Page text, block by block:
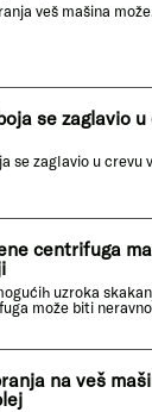
veš mašina
se zaglavio u
se zaglavio u crevu
centrifuga
uzroka
može biti
na veš